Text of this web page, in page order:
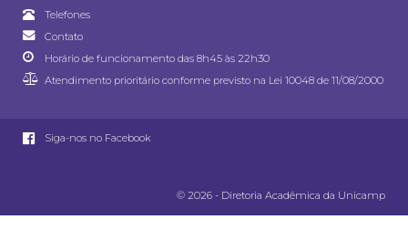
Telefones
Contato
Horário de funcionamento das 8h45 às 22h30
Atendimento prioritário conforme previsto na Lei 10048 de 11/08/2000
Siga-nos no Facebook
© 2026 - Diretoria Acadêmica da Unicamp